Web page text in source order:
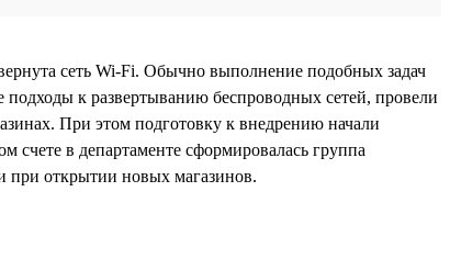
сеть Wi-Fi. Обычно выполнение подобных задач
к развертыванию беспроводных сетей, провели
При этом подготовку к внедрению начали
счете в департаменте сформировалась группа
при открытии новых магазинов.